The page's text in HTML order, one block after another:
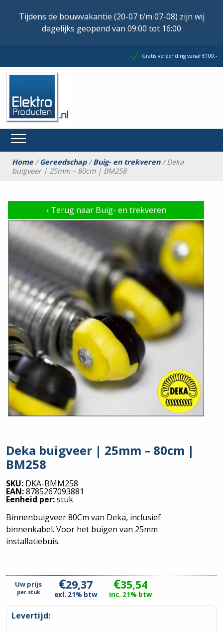
Tijdens de bouwvakantie (20-07 t/m 07-08) zijn wij
dagelijks geopend van 09:00 tot 16:00
Gratis verzending vanaf €100,-
Home/Gereedschap/Buig- en trekveren/ Deka
buigveer | 25mm – 80cm | BM258
‹Terug naar Buig- en trekveren
Deka buigveer | 25mm – 80cm |
BM258
SKU: DKA-BMM258
EAN:8785267093881
Eenheid per:stuk
Binnenbuigveer 80Cm van Deka, inclusief
binnenkabel. Voor het buigen van 25mm
installatiebuis.
Uw prijs
per stuk €29,37
exl. 21% btw
€35,54
inc. 21% btw
Levertijd: